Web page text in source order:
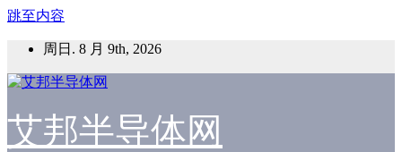
跳至内容
周日. 8 月 9th, 2026
艾邦半导体网